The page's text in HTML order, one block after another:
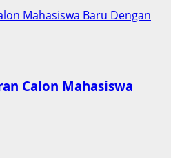
Mahasiswa Baru Dengan
Calon Mahasiswa